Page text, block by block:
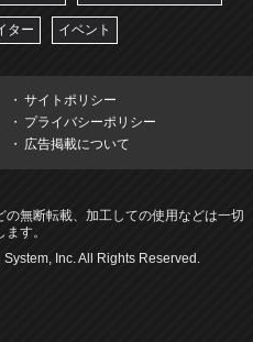
ター イベント
サイトポリシー
プライバシーポリシー
広告掲載について
無断転載、加工しての使用などは一切
ます。
Inc. All Rights Reserved.